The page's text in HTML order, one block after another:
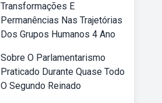
Transformações E
Permanências Nas Trajetórias
Dos Grupos Humanos 4 Ano
Sobre O Parlamentarismo
Praticado Durante Quase Todo
O Segundo Reinado